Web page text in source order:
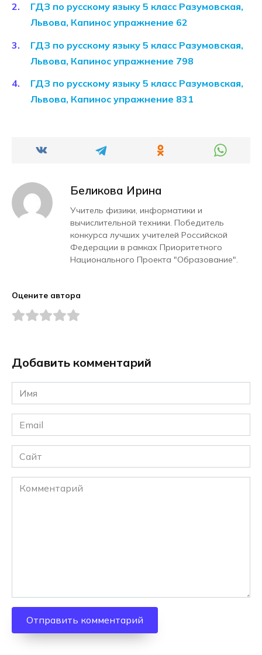
ГДЗ по русскому языку 5 класс Разумовская,
Львова, Капинос упражнение 62
ГДЗ по русскому языку 5 класс Разумовская,
Львова, Капинос упражнение 798
ГДЗ по русскому языку 5 класс Разумовская,
Львова, Капинос упражнение 831
Беликова Ирина
Учитель физики, информатики и
вычислительной техники. Победитель
конкурса лучших учителей Российской
Федерации в рамках Приоритетного
Национального Проекта "Образование".
Оцените автора
Добавить комментарий
Имя
*
Email
*
Сайт
Комментарий